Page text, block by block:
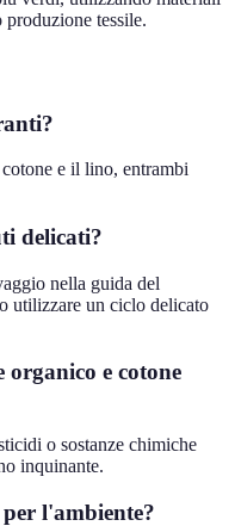
tessile.
e il lino, entrambi
delicati?
nella guida del
utilizzare un ciclo delicato
organico e cotone
o sostanze chimiche
inquinante.
l'ambiente?